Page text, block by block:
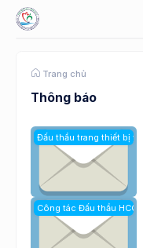
Trang chủ
Thông báo
Đấu thầu trang thiết bị y tế
Công tác Đấu thầu HCQT